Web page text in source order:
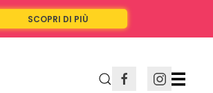
SCOPRI DI PIÙ